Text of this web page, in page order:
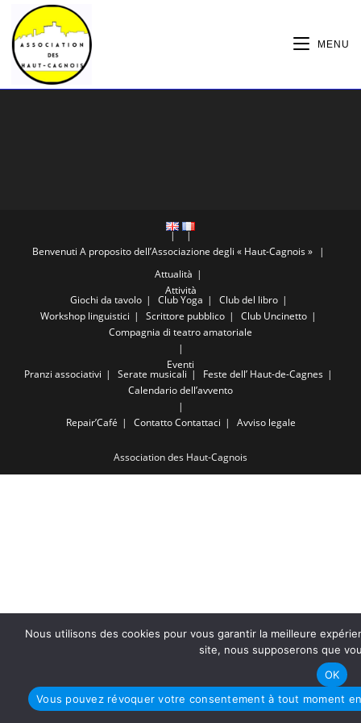
contenuto
MENU
Benvenuti A proposito dell’Associazione degli « Haut-Cagnois »
Attualità
Attività
Giochi da tavolo Club Yoga
Club del libro
Workshop linguistici
Scrittore pubblico
Club Uncinetto
Compagnia di teatro amatoriale
Eventi
Pranzi associativi Serate musicali
Feste dell’ Haut-de-Cagnes
Calendario dell’avvento
Repair’Café Contatto Contattaci Avviso legale
Association des Haut-Cagnois
Nous utilisons des cookies pour vous garantir la meilleure
site, nous supposerons que
OK
Vous pouvez révoquer votre consentement à tout moment